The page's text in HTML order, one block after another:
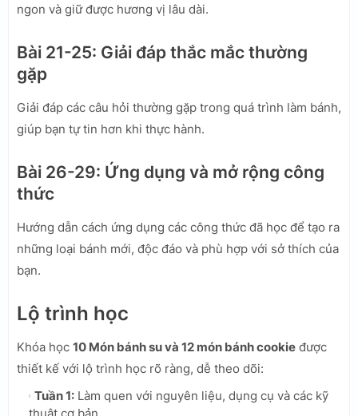
ngon và giữ được hương vị lâu dài.
Bài 21-25: Giải đáp thắc mắc thường
gặp
Giải đáp các câu hỏi thường gặp trong quá trình làm bánh,
giúp bạn tự tin hơn khi thực hành.
Bài 26-29: Ứng dụng và mở rộng công
thức
Hướng dẫn cách ứng dụng các công thức đã học để tạo ra
những loại bánh mới, độc đáo và phù hợp với sở thích của
bạn.
Lộ trình học
Khóa học 10 Món bánh su và 12 món bánh cookie được
thiết kế với lộ trình học rõ ràng, dễ theo dõi:
Tuần 1: Làm quen với nguyên liệu, dụng cụ và các kỹ